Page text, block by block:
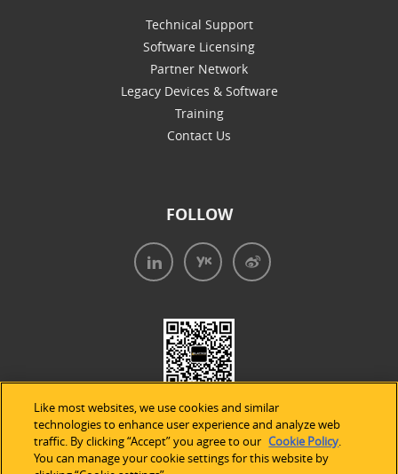
Technical Support
Software Licensing
Partner Network
Legacy Devices & Software
Training
Contact Us
FOLLOW
Like most websites, we use cookies and similar
technologies to enhance user experience and analyze web
traffic. By clicking “Accept” you agree to our Cookie Policy.
You can manage your cookie settings for this website by